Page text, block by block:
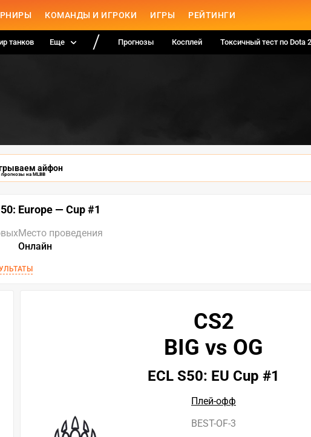
КОМАНДЫ И ИГРОКИ ИГРЫ РЕЙТИНГИ
танков Еще Прогнозы Косплей Токсичный тест по Dota 2
айфон
прогнозы на MLBB
Europe — Cup #1
Место проведения
Онлайн
CS2
BIG vs OG
ECL S50: EU Cup #1
Плей-офф
BEST-OF-3